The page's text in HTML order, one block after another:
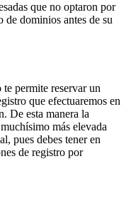
que no optaron por
de dominios antes de su
permite reservar un
que efectuaremos en
De esta manera la
más elevada
pues debes tener en
de registro por